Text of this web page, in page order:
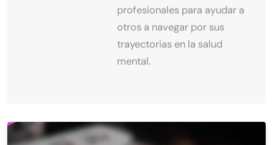
profesionales para ayudar a
otros a navegar por sus
trayectorias en la salud
mental.